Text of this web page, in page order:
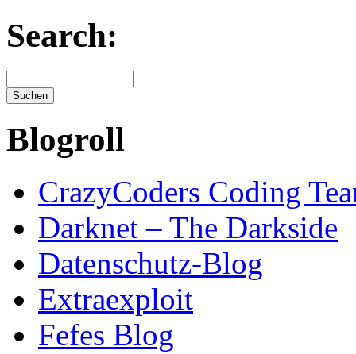
Search:
Blogroll
CrazyCoders Coding
Darknet – The Darkside
Datenschutz-Blog
Extraexploit
Fefes Blog